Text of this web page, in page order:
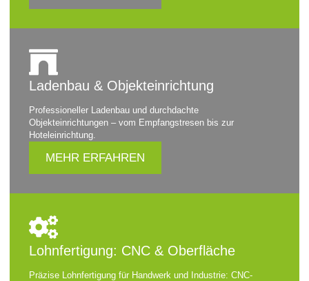
Ladenbau & Objekteinrichtung
Professioneller Ladenbau und durchdachte
Objekteinrichtungen – vom Empfangstresen bis zur
Hoteleinrichtung.
MEHR ERFAHREN
Lohnfertigung: CNC & Oberfläche
Präzise Lohnfertigung für Handwerk und Industrie: CNC-